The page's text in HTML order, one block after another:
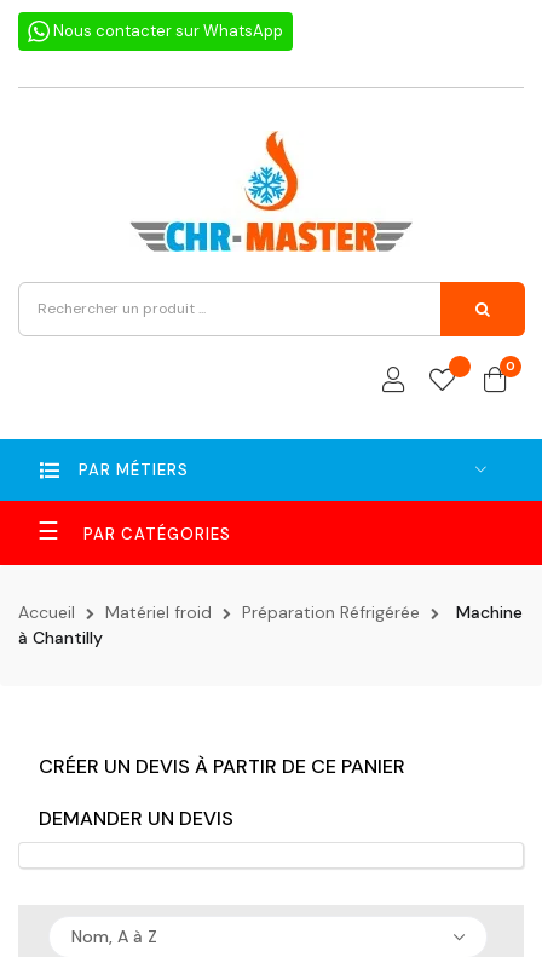
Nous contacter sur WhatsApp
0
PAR MÉTIERS
Basculer
la
navigation
☰
Accueil Matériel froid Préparation Réfrigérée
Machine
à Chantilly
CRÉER UN DEVIS À PARTIR DE CE PANIER
DEMANDER UN DEVIS
Nom, A à Z